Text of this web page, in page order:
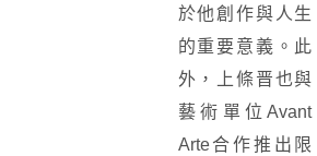
於他創作與人生
的重要意義。此
外，上條晋也與
藝術單位Avant
Arte合作推出限